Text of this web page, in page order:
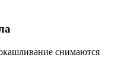
снимаются